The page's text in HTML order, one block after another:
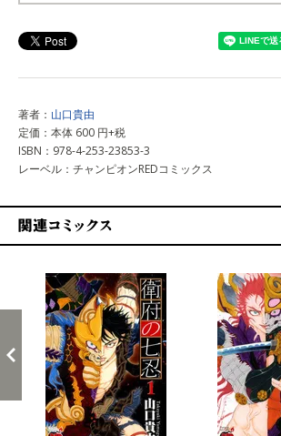
著者： 山口貴由
定価：本体 600 円+税
ISBN：978-4-253-23853-3
レーベル：チャンピオンREDコミックス